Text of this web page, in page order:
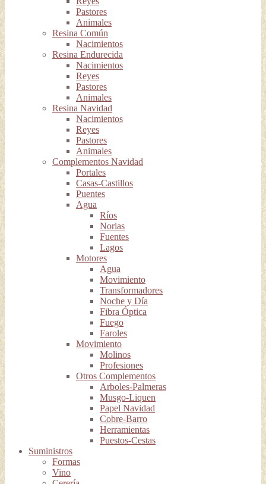
Pastores
Animales
Resina Común
Nacimientos
Resina Endurecida
Nacimientos
Reyes
Pastores
Animales
Resina Navidad
Nacimientos
Reyes
Pastores
Animales
Complementos Navidad
Portales
Casas-Castillos
Puentes
Agua
Ríos
Norias
Fuentes
Lagos
Motores
Agua
Movimiento
Transformadores
Noche y Día
Fibra Óptica
Fuego
Faroles
Movimiento
Molinos
Profesiones
Otros Complementos
Arboles-Palmeras
Musgo-Liquen
Papel Navidad
Cobre-Barro
Herramientas
Puestos-Cestas
Suministros
Formas
Vino